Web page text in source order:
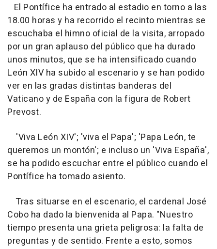
El Pontífice ha entrado al estadio en torno a las
18.00 horas y ha recorrido el recinto mientras se
escuchaba el himno oficial de la visita, arropado
por un gran aplauso del público que ha durado
unos minutos, que se ha intensificado cuando
León XIV ha subido al escenario y se han podido
ver en las gradas distintas banderas del
Vaticano y de España con la figura de Robert
Prevost.
'Viva León XIV'; 'viva el Papa'; 'Papa León, te
queremos un montón'; e incluso un 'Viva España',
se ha podido escuchar entre el público cuando el
Pontífice ha tomado asiento.
Tras situarse en el escenario, el cardenal José
Cobo ha dado la bienvenida al Papa. "Nuestro
tiempo presenta una grieta peligrosa: la falta de
preguntas y de sentido. Frente a esto, somos